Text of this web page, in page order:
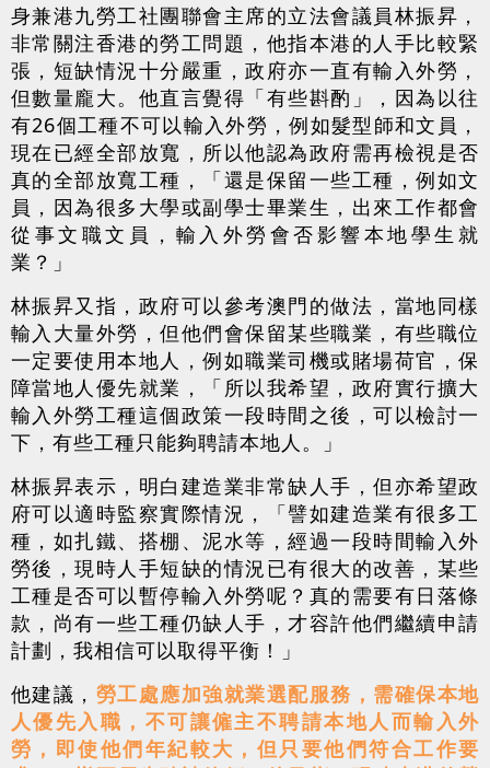
身兼港九勞工社團聯會主席的立法會議員林振昇，
非常關注香港的勞工問題，他指本港的人手比較緊
張，短缺情況十分嚴重，政府亦一直有輸入外勞，
但數量龐大。他直言覺得「有些斟酌」，因為以往
有26個工種不可以輸入外勞，例如髮型師和文員，
現在已經全部放寬，所以他認為政府需再檢視是否
真的全部放寬工種，「還是保留一些工種，例如文
員，因為很多大學或副學士畢業生，出來工作都會
從事文職文員，輸入外勞會否影響本地學生就
業？」
林振昇又指，政府可以參考澳門的做法，當地同樣
輸入大量外勞，但他們會保留某些職業，有些職位
一定要使用本地人，例如職業司機或賭場荷官，保
障當地人優先就業，「所以我希望，政府實行擴大
輸入外勞工種這個政策一段時間之後，可以檢討一
下，有些工種只能夠聘請本地人。」
林振昇表示， 明白建造業非常缺人手，但亦希望政
府可以適時監察實際情況，「譬如建造業有很多工
種，如扎鐵、搭棚、泥水等，經過一段時間輸入外
勞後，現時人手短缺的情況已有很大的改善，某些
工種是否可以暫停輸入外勞呢？真的需要有日落條
款，尚有一些工種仍缺人手，才容許他們繼續申請
計劃，我相信可以取得平衡！」
他建議， 勞工處應加強就業選配服務，需確保本地
人優先入職，不可讓僱主不聘請本地人而輸入外
勞，即使他們年紀較大，但只要他們符合工作要